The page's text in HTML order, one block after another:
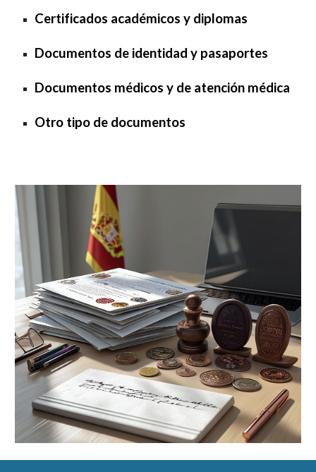
Certificados académicos y diplomas
Documentos de identidad y pasaportes
Documentos médicos y de atención médica
Otro tipo de documentos